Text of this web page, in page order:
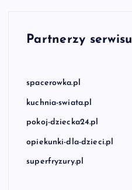
Partnerzy serwisu
spacerowka.pl
kuchnia-swiata.pl
pokoj-dziecka24.pl
opiekunki-dla-dzieci.pl
superfryzury.pl